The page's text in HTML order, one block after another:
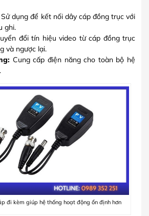
Sử dụng để kết nối dây cáp đồng trục với
ghi.
đổi tín hiệu video từ cáp đồng trục
và ngược lại.
Cung cấp điện năng cho toàn bộ hệ
đi kèm giúp hệ thống hoạt động ổn định hơn